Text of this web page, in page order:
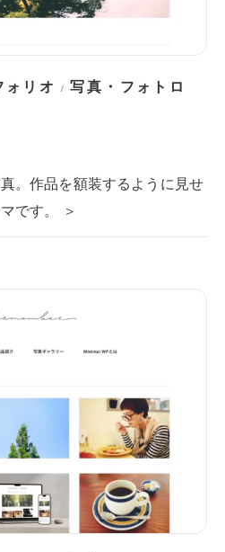
リオ /写真・フォトロ
。作品を額装するように見せ
です。 ＞